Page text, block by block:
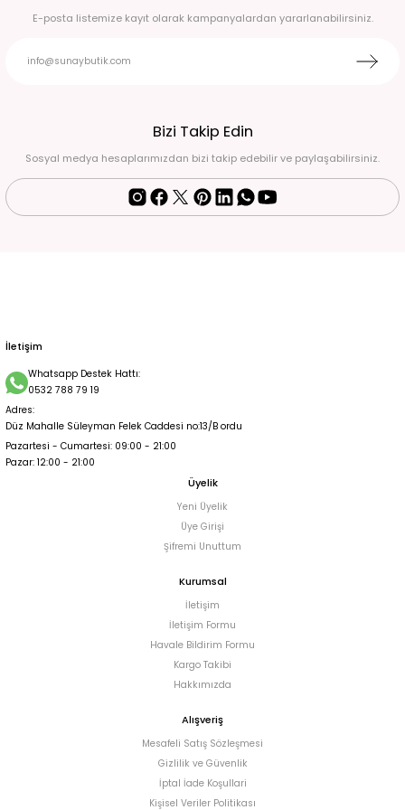
E-posta listemize kayıt olarak kampanyalardan yararlanabilirsiniz.
Bizi Takip Edin
Sosyal medya hesaplarımızdan bizi takip edebilir ve paylaşabilirsiniz.
İletişim
Whatsapp Destek Hattı:
0532 788 79 19
Adres:
Düz Mahalle Süleyman Felek Caddesi no:13/B ordu
Pazartesi - Cumartesi: 09:00 - 21:00
Pazar: 12:00 - 21:00
Üyelik
Yeni Üyelik
Üye Girişi
Şifremi Unuttum
Kurumsal
İletişim
İletişim Formu
Havale Bildirim Formu
Kargo Takibi
Hakkımızda
Alışveriş
Mesafeli Satış Sözleşmesi
Gizlilik ve Güvenlik
İptal İade Koşullari
Kişisel Veriler Politikası